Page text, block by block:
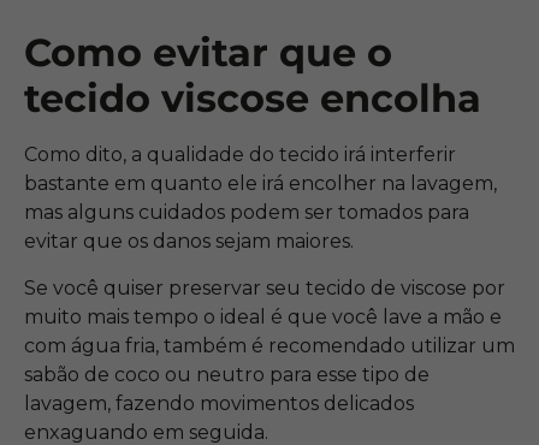
Como evitar que o
tecido viscose encolha
Como dito, a qualidade do tecido irá interferir
bastante em quanto ele irá encolher na lavagem,
mas alguns cuidados podem ser tomados para
evitar que os danos sejam maiores.
Se você quiser preservar seu tecido de viscose por
muito mais tempo o ideal é que você lave a mão e
com água fria, também é recomendado utilizar um
sabão de coco ou neutro para esse tipo de
lavagem, fazendo movimentos delicados
enxaguando em seguida.